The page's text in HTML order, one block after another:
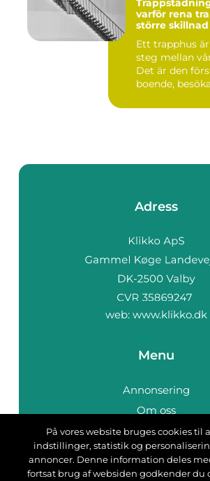
varför rena
större
Ett trapphus
steg mellan
Det är den
boende,
Adress
web: www.klikko.dk
Menu
Annonsering
Om oss
Cookies
Kontakta oss
Sitemap
På vores website bruges cookies til
indstillinger, statistik og
annoncer. Denne information deles
fortsat brug af websiden godkender du